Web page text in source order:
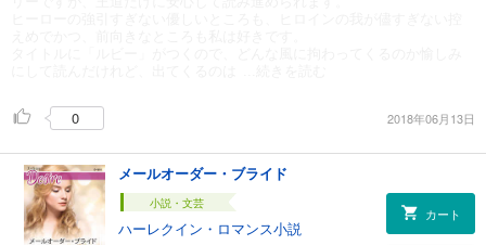
0 2018年06月13日
メールオーダー・ブライド
小説・文芸
ハーレクイン・ロマンス小説
カート